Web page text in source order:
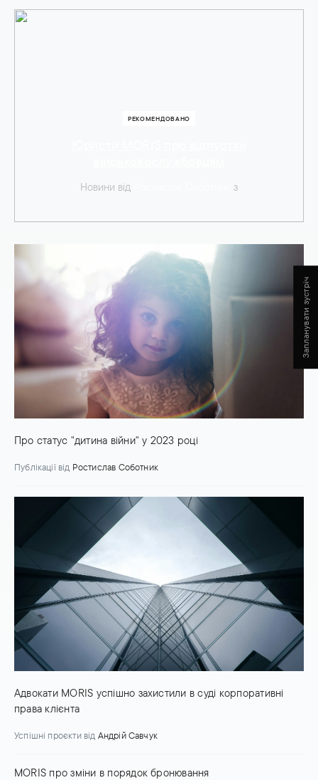
Про статус "дитина війни" у 2023 році
Публікації від Ростислав Соботник
РЕКОМЕНДОВАНО
Новини від з
Адвокати MORIS успішно захистили в суді корпоративні
права клієнта
Успішні проєкти від Андрій Савчук
MORIS про зміни в порядок бронювання
Запланувати зустріч